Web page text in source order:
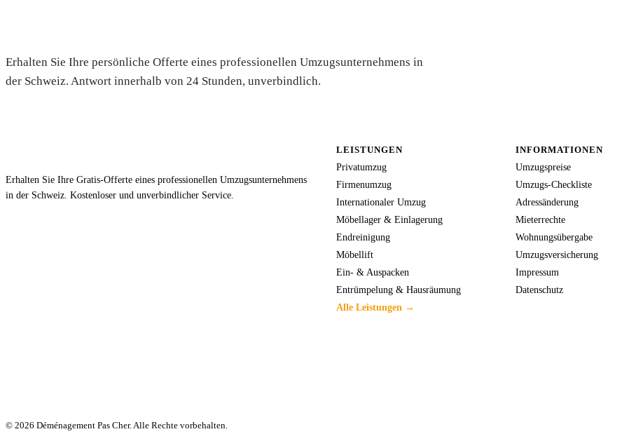
Erhalten Sie Ihre persönliche Offerte eines professionellen Umzugsunternehmens in
der Schweiz. Antwort innerhalb von 24 Stunden, unverbindlich.
Erhalten Sie Ihre Gratis-Offerte eines professionellen Umzugsunternehmens
in der Schweiz. Kostenloser und unverbindlicher Service.
LEISTUNGEN
Privatumzug
Firmenumzug
Internationaler Umzug
Möbellager & Einlagerung
Endreinigung
Möbellift
Ein- & Auspacken
Entrümpelung & Hausräumung
Alle Leistungen →
INFORMATIONEN
Umzugspreise
Umzugs-Checkliste
Adressänderung
Mieterrechte
Wohnungsübergabe
Umzugsversicherung
Impressum
Datenschutz
© 2026 Déménagement Pas Cher. Alle Rechte vorbehalten.